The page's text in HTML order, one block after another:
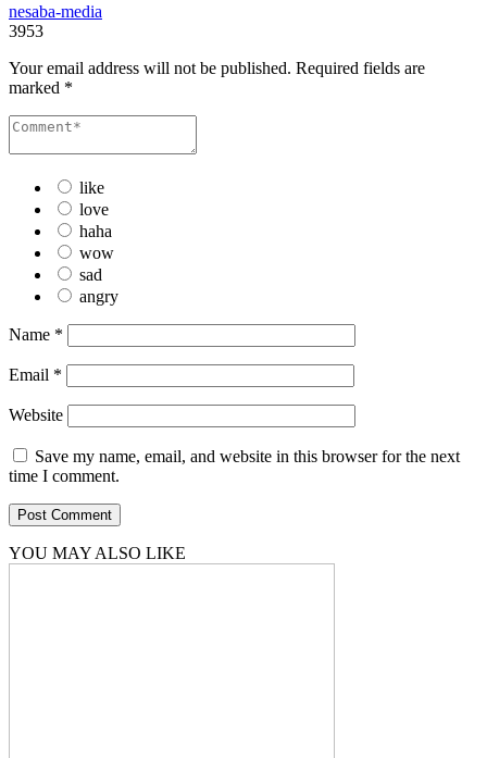
nesaba-media
3953
Your email address will not be published. Required fields are
marked *
like
love
haha
wow
sad
angry
Name *
Email *
Website
Save my name, email, and website in this browser for the next
time I comment.
YOU MAY ALSO LIKE